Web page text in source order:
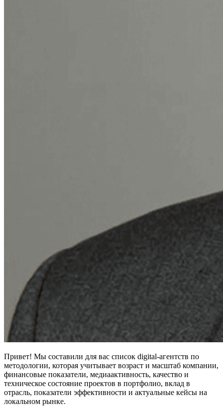
Привет! Мы составили для вас список digital-агентств по
методологии, которая учитывает возраст и масштаб компании,
финансовые показатели, медиаактивность, качество и
техническое состояние проектов в портфолио, вклад в
отрасль, показатели эффективности и актуальные кейсы на
локальном рынке.